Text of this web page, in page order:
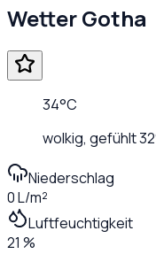
WetterGotha
34°C
wolkig, gefühlt32
Niederschlag
0 L/m²
Luftfeuchtigkeit
21 %